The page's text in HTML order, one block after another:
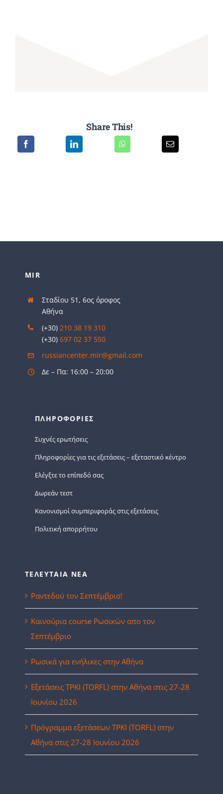
Share This!
MIR
Σταδίου 51, 6ος όροφος
Αθήνα
(+30) 210 38 19 310
(+30) 697 02 37 550
russiancenter.mir@gmail.com
Δε – Πα: 16:00 – 20:00
ΠΛΗΡΟΦΟΡΙΕΣ
Συχνές ερωτήσεις
Πληροφορίες για τις εξετάσεις – εξεταστικό κέντρο
Ελέγξτε το επίπεδό σας
Δωρεάν τεστ
Κανονισμοί συμπεριφοράς στις εξετάσεις
Πολιτική απορρήτου
ΤΕΛΕΥΤΑΙΑ ΝΕΑ
Ραντεδού τον Σεπτέμβριο!
Καινούρια course Ρωσικών απο τον
Σεπτέμβριο
Ρωσικά για ενήλικες στην Αθήνα
Eξετάσεις ΤΡΚΙ (TORFL) στην Αθήνα στις 27-28
Ιουνίου 2026
Πρόγραμμα εξετάσεων ΤΡΚΙ (TORFL) στην
Αθήνα στις 27-28 Ιουνίου 2026